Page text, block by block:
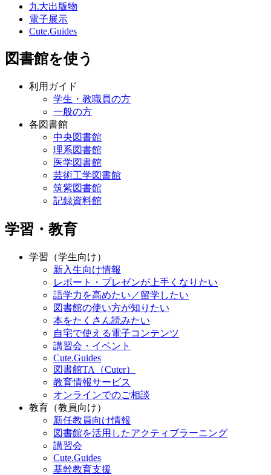
九大出版物
電子展示
Cute.Guides
図書館を使う
利用ガイド
学生・教職員の方
一般の方
各図書館
中央図書館
理系図書館
医学図書館
芸術工学図書館
筑紫図書館
記録資料館
学習・教育
学習（学生向け）
新入生向け情報
レポート・プレゼンが上手くなりたい
語学力を高めたい／留学したい
図書館の使い方が知りたい
本をたくさん読みたい
自宅で使える電子コンテンツ
講習会・イベント
Cute.Guides
図書館TA（Cuter）
教育情報サービス
オンラインでのご相談
教育（教員向け）
新任教員向け情報
図書館を活用したアクティブラーニング
講習会
Cute.Guides
基幹教育支援